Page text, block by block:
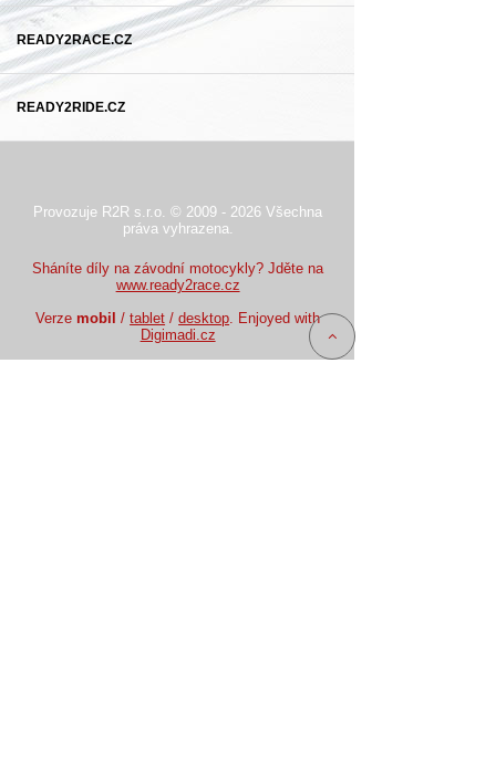
READY2RACE.CZ
READY2RIDE.CZ
Provozuje R2R s.r.o. © 2009 - 2026 Všechna
práva vyhrazena.
Sháníte díly na závodní motocykly? Jděte na
www.ready2race.cz
Verze mobil /tablet /desktop. Enjoyed with
Digimadi.cz